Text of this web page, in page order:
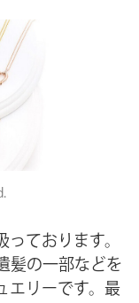
っております。
髪の一部などを
エリーです。最